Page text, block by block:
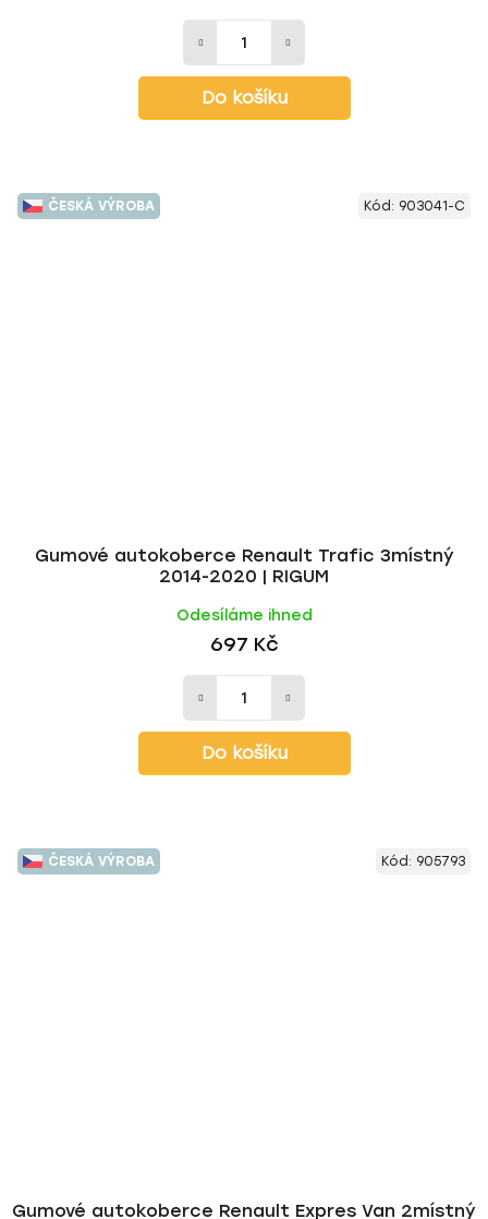
Do košíku
ČESKÁ VÝROBA
Gumové autokoberce Renault Trafic 3místný
2014-2020 | RIGUM
Odesíláme ihned
697 Kč
Do košíku
Kód: 903041-C
ČESKÁ VÝROBA
Gumové autokoberce Renault Expres Van 2místný
Kód: 905793